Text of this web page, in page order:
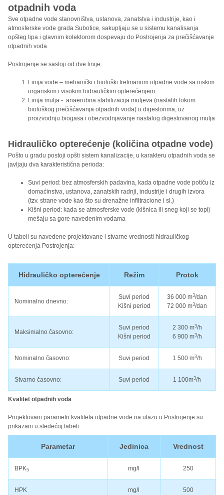
otpadnih voda
Sve otpadne vode stanovništva, ustanova, zanatstva i industrije, kao i
atmosferske vode grada Subotice, sakupljaju se u sistemu kanalisanja
opšteg tipa i glavnim kolektorom dospevaju do Postrojenja za prečišćavanje
otpadnih voda.
Postrojenje se sastoji od dve linije:
Linija vode – mehanički i biološki tretmanom otpadne vode sa niskim
organskim i visokim hidrauličkim opterećenjem.
Linija mulja - anaerobna stabilizacija muljeva (nastalih tokom
biološkog prečišćavanja otpadnih voda) u digestorima, uz
proizvodnju biogasa i obezvodnjavanje nastalog digestovanog mulja
Hidrauličko opterećenje (količina otpadne vode)
Pošto u gradu postoji opšti sistem kanalizacije, u karakteru otpadnih voda se
javljaju dva karakteristična perioda:
Suvi period: bez atmosferskih padavina, kada otpadne vode potiču iz
domaćinstva, ustanova, zanatskih radnji, industrije i drugih izvora
(tzv. strane vode kao što su drenažne infiltracione i sl.)
Kišni period: kada se atmosferske vode (kišnica ili sneg koji se topi)
mešaju sa gore navedenim vodama
U tabeli su navedene projektovane i stvarne vrednosti hidrauličkog
opterećenja Postrojenja:
Hidrauličko opterećenje Režim Protok
Nominalno dnevno:
Suvi period
Kišni period
36 000 m3/dan
72 000 m3/dan
Maksimalno časovno:
Suvi period
Kišni period
2 300 m3/h
6 900 m3/h
Nominalno časovno: Suvi period 1 500 m3/h
Stvarno časovno: Suvi period 1 100m3/h
Kvalitet otpadnih voda
Projektovani parametri kvaliteta otpadne vode na ulazu u Postrojenje su
prikazani u sledećoj tabeli:
Parametar Jedinica Vrednost
BPK5 mg/l 250
HPK mg/l 500